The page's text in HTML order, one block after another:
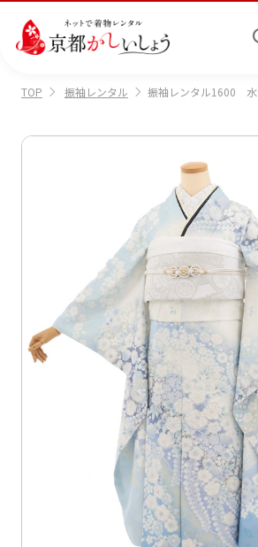
ご利用ガイド
サポート
レンタルの流れ
検索
条件検索
ご利用日を選択してください
2026年8月
月 火 水 木
TOP 振袖レンタル 振袖レンタル1600 水